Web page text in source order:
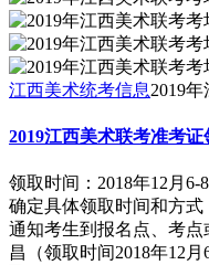
江西美术统考信息2019
2019江西美术联考准考
领取时间：2018年12月
确定具体领取时间和方
通知考生到报名点、考
昌（领取时间2018年12月